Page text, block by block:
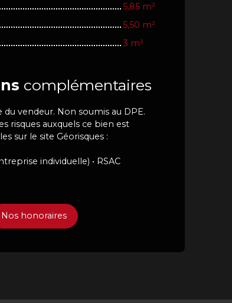
5,85 m²
5,50 m²
3 m²
complémentaires
du vendeur. Non soumis au DPE.
risques auxquels ce bien est
sur le site Géorisques :
individuelle) • RSAC
Nos honoraires